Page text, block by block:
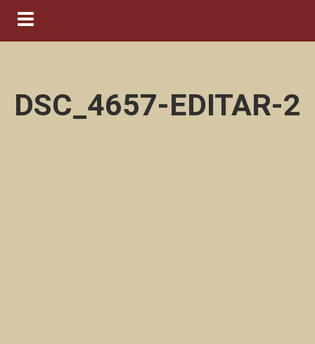
Navigation ein-/ausblenden
DSC_4657-EDITAR-2